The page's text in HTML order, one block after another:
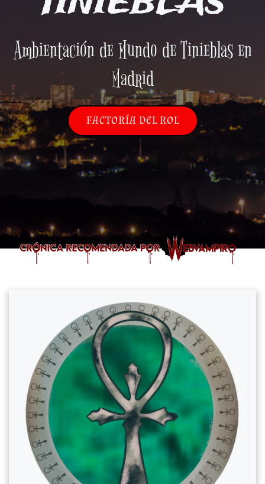
Ambientación de Mundo de Tinieblas en
Madrid
FACTORÍA DEL ROL